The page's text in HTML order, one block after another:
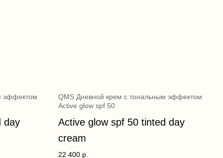
эффектом
day
QMS Дневной крем с тональным эффектом
Active glow spf 50
Active glow spf 50 tinted day
cream
22 400 р.